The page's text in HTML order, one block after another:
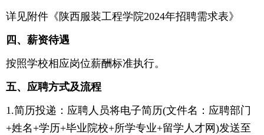
详见附件《陕西服装工程学院2024年招聘需求表》
四、薪资待遇
按照学校相应岗位薪酬标准执行。
五、应聘方式及流程
1.简历投递：应聘人员将电子简历(文件名：应聘部门
+姓名+学历+毕业院校+所学专业+留学人才网)发送至